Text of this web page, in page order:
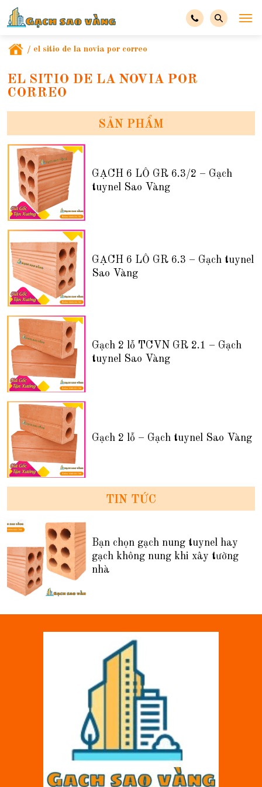
/ el sitio de la novia por correo
EL SITIO DE LA NOVIA POR
CORREO
SẢN PHẨM
GẠCH 6 LỖ GR 6.3/2 – Gạch
tuynel Sao Vàng
GẠCH 6 LỖ GR 6.3 – Gạch tuynel
Sao Vàng
Gạch 2 lỗ TCVN GR 2.1 – Gạch
tuynel Sao Vàng
Gạch 2 lỗ – Gạch tuynel Sao Vàng
TIN TỨC
Bạn chọn gạch nung tuynel hay
gạch không nung khi xây tường
nhà